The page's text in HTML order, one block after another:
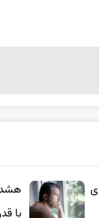
با